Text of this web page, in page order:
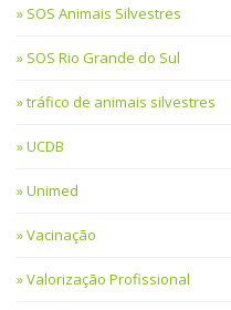
SOS Animais Silvestres
SOS Rio Grande do Sul
tráfico de animais silvestres
UCDB
Unimed
Vacinação
Valorização Profissional